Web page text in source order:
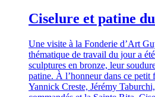
Ciselure et patine
Une visite à la Fonderie d’Art
thématique de travail du jour a
sculptures en bronze, leur
patine. À l’honneur dans ce petit
Yannick Creste, Jérémy